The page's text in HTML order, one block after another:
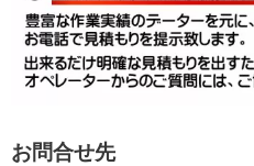
お問合せ先